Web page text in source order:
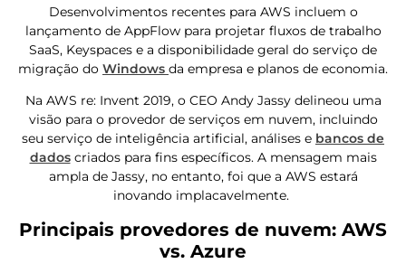
Desenvolvimentos recentes para AWS incluem o
lançamento de AppFlow para projetar fluxos de trabalho
SaaS, Keyspaces e a disponibilidade geral do serviço de
migração do Windows da empresa e planos de economia.
Na AWS re: Invent 2019, o CEO Andy Jassy delineou uma
visão para o provedor de serviços em nuvem, incluindo
seu serviço de inteligência artificial, análises e bancos de
dadoscriados para fins específicos. A mensagem mais
ampla de Jassy, ​​no entanto, foi que a AWS estará
inovando implacavelmente.
Principais provedores de nuvem: AWS
vs. Azure